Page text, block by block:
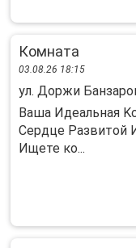
Комната
03.08.26 18:15
ул. Доржи
Baшa Идеaльнaя
Сеpдце Развитoй
Ищете ко...